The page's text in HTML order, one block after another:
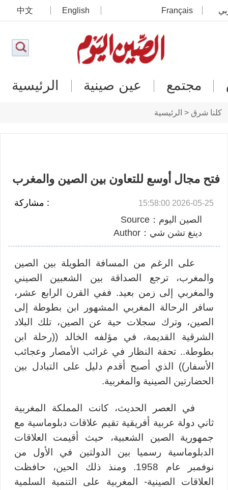
中文 English Français
الرئيسية عين صينية مجتمع
كلنا شرق < الرئيسية
فتح مجال أوسع للتعاون بين الصين والمغرب
: مشاركة 2026-05-25 15:58:00
الصين اليوم：Source
دينغ تشن شي：Author
على الرغم من المسافة الطويلة بين الصين
والمغرب، ترجع الصداقة بين الشعبين الصيني
والمغربي إلى زمن بعيد. ففي القرن الرابع عشر،
سافر الرحالة المغربي المشهور ابن بطوطة إلى
الصين، وترك سجلات حية عن الصين، تلك البلاد
الشرقية القديمة، في مؤلفه الخالد ((رحلة ابن
بطوطة.. تحفة النظار في غرائب الأمصار وعجائب
الأسفار)) الذي أصبح أقدم دليل على التبادل بين
الحضارتين الصينية والمغربية.
في العصر الحديث، كانت المملكة المغربية
ثاني دولة عربية أفريقية تقيم علاقات دبلوماسية مع
جمهورية الصين الشعبية، حيث أقيمت العلاقات
الدبلوماسية رسميا بين الدولتين في الأول من
نوفمبر عام 1958. ومنذ ذلك الحين، حافظت
العلاقات الصينية- المغربية على التنمية السلمية